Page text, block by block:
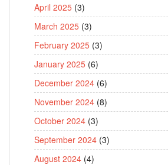
April 2025 (3)
March 2025 (3)
February 2025 (3)
January 2025 (6)
December 2024 (6)
November 2024 (8)
October 2024 (3)
September 2024 (3)
August 2024 (4)